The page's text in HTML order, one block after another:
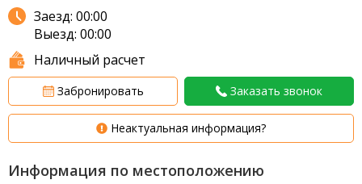
Заезд: 00:00
Выезд: 00:00
Наличный расчет
Забронировать Заказать звонок
Неактуальная информация?
Информация по местоположению